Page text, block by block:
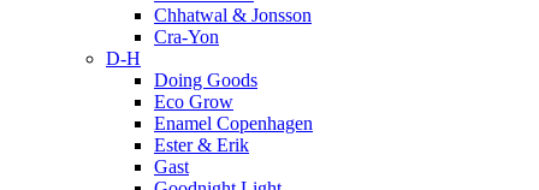
Chhatwal & Jonsson
Cra-Yon
D-H
Doing Goods
Eco Grow
Enamel Copenhagen
Ester & Erik
Gast